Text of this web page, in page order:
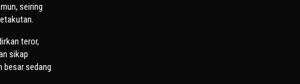
seiring
teror,
sikap
besar sedang